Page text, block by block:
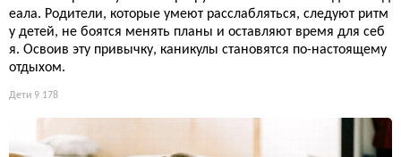
еала. Родители, которые умеют расслабляться, следуют ритм
у детей, не боятся менять планы и оставляют время для себ
я. Освоив эту привычку, каникулы становятся по-настоящему
отдыхом.
Дети 9 178